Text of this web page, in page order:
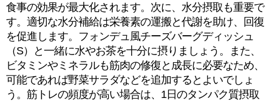
食事の効果が最大化されます。次に、水分摂取も重要で
す。適切な水分補給は栄養素の運搬と代謝を助け、回復
を促進します。フォンデュ風チーズバーグディッシュ
（S）と一緒に水やお茶を十分に摂りましょう。また、
ビタミンやミネラルも筋肉の修復と成長に必要なため、
可能であれば野菜サラダなどを追加するとよいでしょ
う。筋トレの頻度が高い場合は、1日のタンパク質摂取